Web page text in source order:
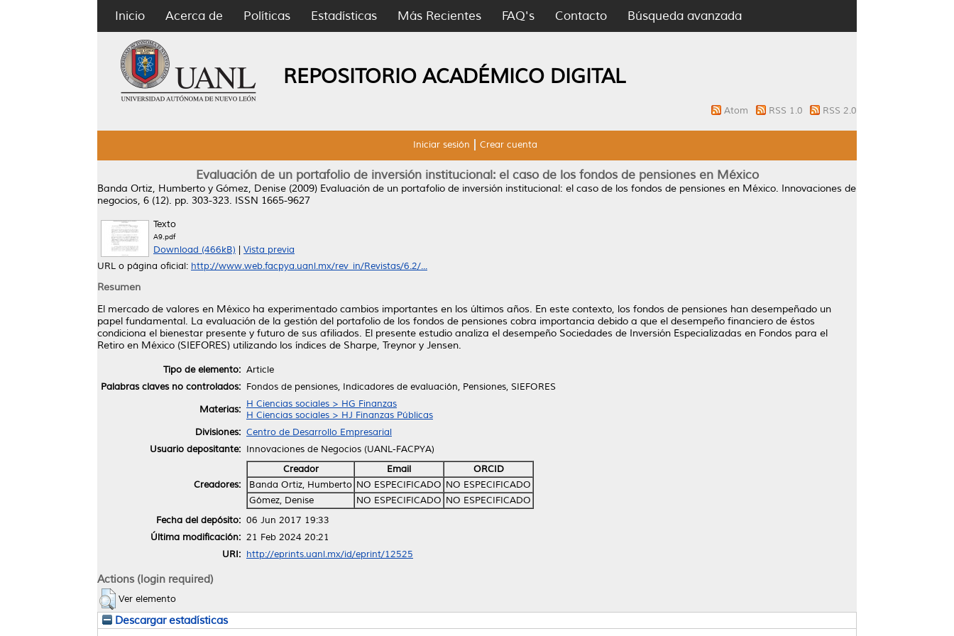
Inicio Acerca de Políticas Estadísticas Más Recientes FAQ's Contacto Búsqueda avanzada
REPOSITORIO ACADÉMICO DIGITAL
Atom RSS 1.0 RSS 2.0
Iniciar sesión Crear cuenta
Evaluación de un portafolio de inversión institucional: el caso de los fondos de pensiones en México
Banda Ortiz, Humberto y Gómez, Denise (2009) Evaluación de un portafolio de inversión institucional: el caso de los fondos de pensiones en México. Innovaciones de
negocios, 6 (12). pp. 303-323. ISSN 1665-9627
Texto
A9.pdf
Download (466kB)
Vista previa
URL o página oficial: http://www.web.facpya.uanl.mx/rev_in/Revistas/6.2/...
Resumen
El mercado de valores en México ha experimentado cambios importantes en los últimos años. En este contexto, los fondos de pensiones han desempeñado un
papel fundamental. La evaluación de la gestión del portafolio de los fondos de pensiones cobra importancia debido a que el desempeño financiero de éstos
condiciona el bienestar presente y futuro de sus afiliados. El presente estudio analiza el desempeño Sociedades de Inversión Especializadas en Fondos para el
Retiro en México (SIEFORES) utilizando los índices de Sharpe, Treynor y Jensen.
Tipo de elemento: Article
Palabras claves no controlados: Fondos de pensiones, Indicadores de evaluación, Pensiones, SIEFORES
Materias: H Ciencias sociales > HG Finanzas
H Ciencias sociales > HJ Finanzas Públicas
Divisiones: Centro de Desarrollo Empresarial
Usuario depositante: Innovaciones de Negocios (UANL-FACPYA)
Creadores:
Creador Email
ORCID
Banda Ortiz, Humberto NO ESPECIFICADO NO ESPECIFICADO
Gómez, Denise
NO ESPECIFICADO NO ESPECIFICADO
Fecha del depósito: 06 Jun 2017 19:33
Última modificación: 21 Feb 2024 20:21
URI: http://eprints.uanl.mx/id/eprint/12525
Actions (login required)
Ver elemento
Descargar estadísticas